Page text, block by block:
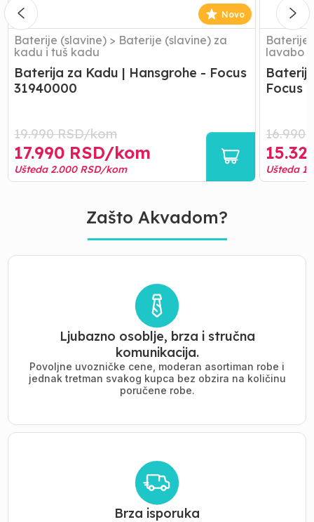
Novo
Baterije (slavine) > Baterije (slavine) za
kadu i tuš kadu
Baterija za Kadu | Hansgrohe - Focus
31940000
19.990RSD/kom
17.990 RSD/kom
Ušteda 2.000RSD/kom
Baterije
lavabo
Focus
16.990
Ušteda
Zašto Akvadom?
Ljubazno osoblje, brza i stručna
komunikacija.
Povoljne uvozničke cene, moderan asortiman robe i
jednak tretman svakog kupca bez obzira na količinu
poručene robe.
Brza isporuka